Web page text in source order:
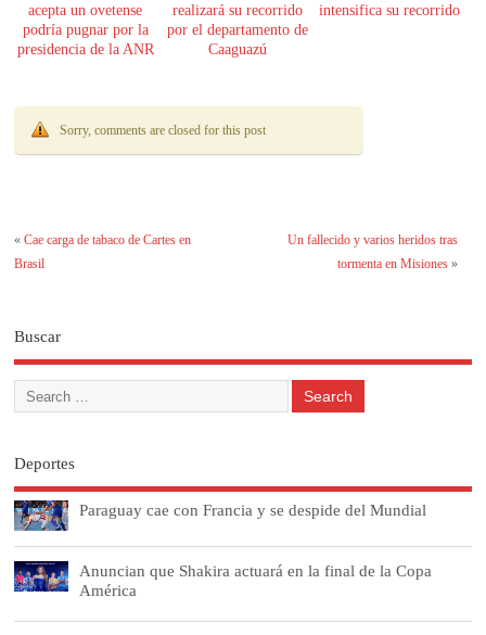
acepta un ovetense
podría pugnar por la
presidencia de la ANR
realizará su recorrido
por el departamento de
Caaguazú
intensifica su recorrido
Sorry, comments are closed for this post
«Cae carga de tabaco de Cartes en
Brasil
Un fallecido y varios heridos tras
tormenta en Misiones»
Buscar
Deportes
Paraguay cae con Francia y se despide del Mundial
Anuncian que Shakira actuará en la final de la Copa
América